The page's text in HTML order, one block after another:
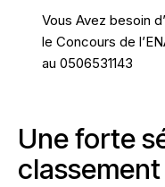
Vous Avez besoin
le Concours de
au 0506531143
Une forte
classement